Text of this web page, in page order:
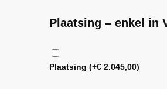
Plaatsing – enkel in
Plaatsing (+€2.045,00)